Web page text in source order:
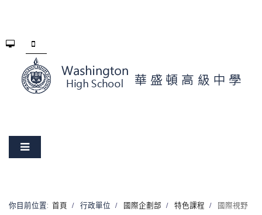
你目前位置: 首頁 行政單位 國際企劃部 特色課程 國際視野